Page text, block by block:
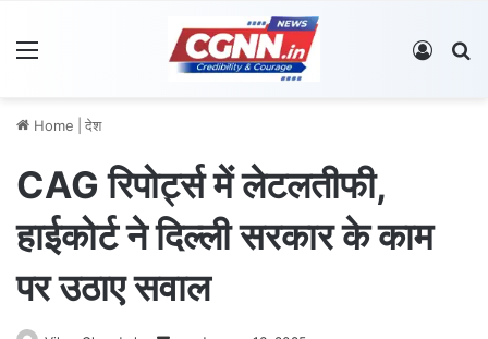
Log In
Home देश
CAG रिपोर्ट्स में लेटलतीफी,
हाईकोर्ट ने दिल्ली सरकार के काम
पर उठाए सवाल